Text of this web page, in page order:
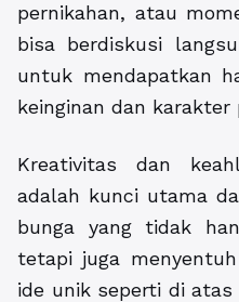
pernikahan, atau
bisa berdiskusi
untuk mendapatkan
keinginan dan karakter
Kreativitas dan
adalah kunci utama
bunga yang tidak
tetapi juga
ide unik seperti di